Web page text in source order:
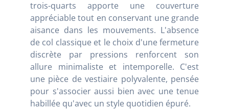
trois-quarts apporte une couverture
appréciable tout en conservant une grande
aisance dans les mouvements. L'absence
de col classique et le choix d'une fermeture
discrète par pressions renforcent son
allure minimaliste et intemporelle. C'est
une pièce de vestiaire polyvalente, pensée
pour s'associer aussi bien avec une tenue
habillée qu'avec un style quotidien épuré.